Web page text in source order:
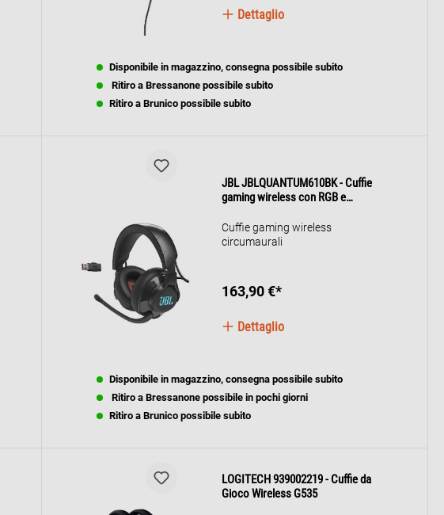
per farti sentire anche i più piccoli
battaglia. Il microfono con
braccetto flip-up, voice-focus,
soppressione dell’eco e
comfort per ore. I materiali
premium garantiscono resistenza
Amplifica la tua esperienza con le
cuffie JBL Quantum 200.
Dettaglio
Disponibile in magazzino, consegna possibile subito
Ritiro a Bressanone possibile subito
Ritiro a Brunico possibile subito
JBL JBLQUANTUM610BK - Cuffie
gaming wireless con RGB e
Cuffie gaming wireless
circumaurali
163,90 €*
Dettaglio
Disponibile in magazzino, consegna possibile subito
Ritiro a Bressanone possibile in pochi giorni
Ritiro a Brunico possibile subito
LOGITECH 939002219 - Cuffie da
Gioco Wireless G535